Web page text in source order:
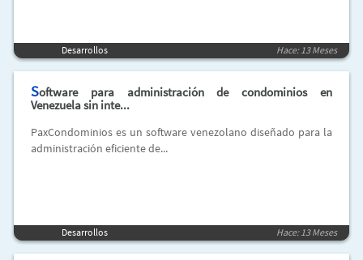
Desarrollos Hace: 13 Meses
Software para administración de condominios en
Venezuela sin inte...
PaxCondominios es un software venezolano diseñado para la
administración eficiente de...
Desarrollos Hace: 13 Meses